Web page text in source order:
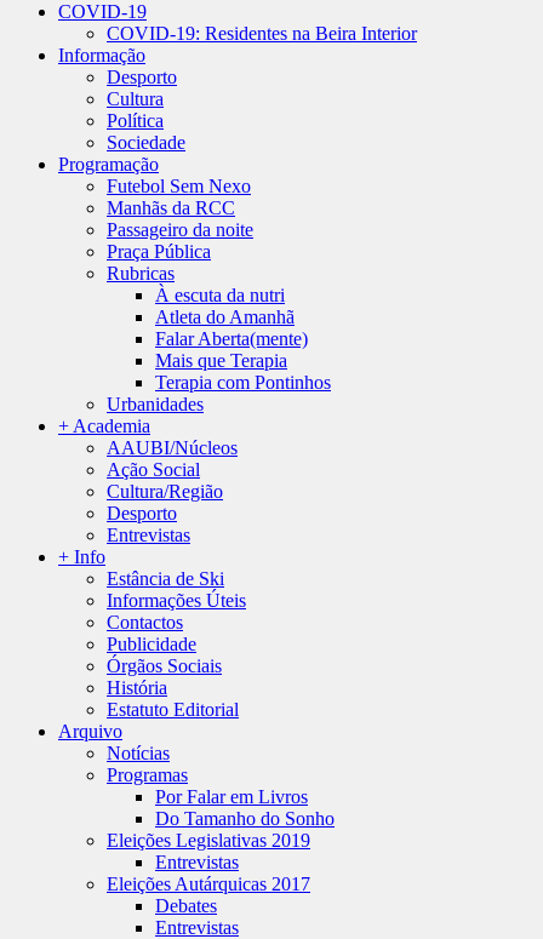
COVID-19
COVID-19: Residentes na Beira Interior
Informação
Desporto
Cultura
Política
Sociedade
Programação
Futebol Sem Nexo
Manhãs da RCC
Passageiro da noite
Praça Pública
Rubricas
À escuta da nutri
Atleta do Amanhã
Falar Aberta(mente)
Mais que Terapia
Terapia com Pontinhos
Urbanidades
+ Academia
AAUBI/Núcleos
Ação Social
Cultura/Região
Desporto
Entrevistas
+ Info
Estância de Ski
Informações Úteis
Contactos
Publicidade
Órgãos Sociais
História
Estatuto Editorial
Arquivo
Notícias
Programas
Por Falar em Livros
Do Tamanho do Sonho
Eleições Legislativas 2019
Entrevistas
Eleições Autárquicas 2017
Debates
Entrevistas